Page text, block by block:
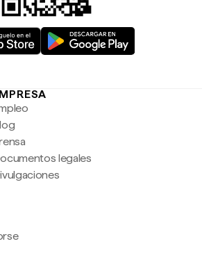
legales